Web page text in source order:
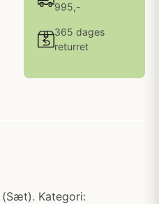
995,-
365 dages
returret
(Sæt). Kategori: